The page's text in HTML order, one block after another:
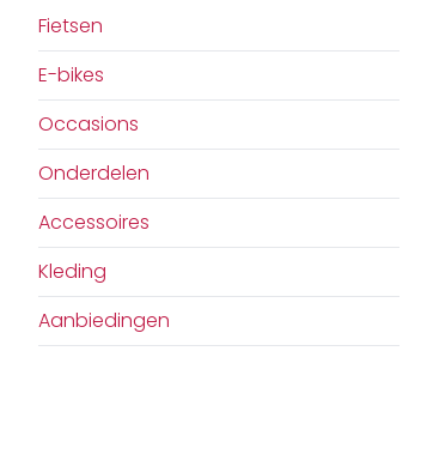
Fietsen
E-bikes
Occasions
Onderdelen
Accessoires
Kleding
Aanbiedingen